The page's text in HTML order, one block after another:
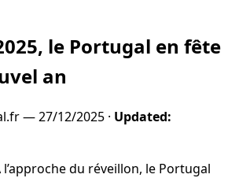
le Portugal en fête
an
—27/12/2025 · Updated:
l’approche du réveillon, le Portugal